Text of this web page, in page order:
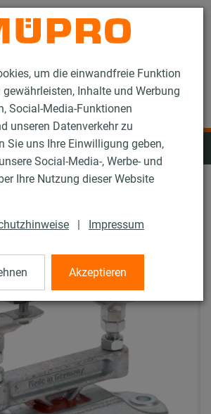
um die einwandfreie Funktion
Inhalte und Werbung
Social-Media-Funktionen
unseren Datenverkehr zu
Sie uns Ihre Einwilligung geben,
Social-Media-, Werbe- und
Ihre Nutzung dieser Website
| Impressum
Akzeptieren
Kontakt
und Lospunkte